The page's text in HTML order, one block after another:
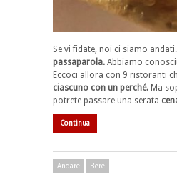
Se vi fidate, noi ci siamo andati.
passaparola. Abbiamo
Eccoci allora con 9 ristoranti
ciascuno con un perché. Ma
potrete passare una serata
Continua
Andare Bere